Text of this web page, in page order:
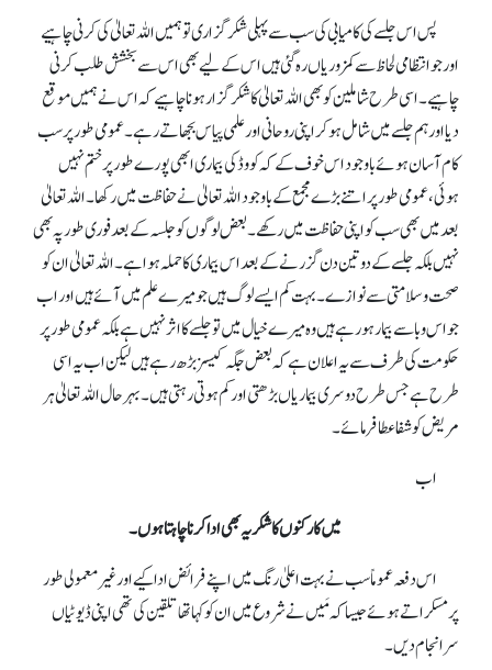
پس اس جلسے کی کامیابی کی سب سے پہلی شکر گزاری تو ہمیں اللہ تعالیٰ کی کرنی چاہیے
اور جو انتظامی لحاظ سے کمزوریاں رہ گئی ہیں اس کے لیے بھی اس سے بخشش طلب کرنی
چاہیے۔ اسی طرح شاملین کو بھی اللہ تعالیٰ کا شکرگزار ہونا چاہیے کہ اس نے ہمیں موقع
دیا اور ہم جلسے میں شامل ہو کر اپنی روحانی اور علمی پیاس بجھاتے رہے۔ عمومی طور پر سب
کام آسان ہوئے باوجود اس خوف کے کہ کووڈ کی بیماری ابھی پورے طور پر ختم نہیں
ہوئی، عمومی طور پر اتنے بڑے مجمع کے باوجود اللہ تعالیٰ نے حفاظت میں رکھا۔ اللہ تعالیٰ
بعد میں بھی سب کو اپنی حفاظت میں رکھے۔ بعض لوگوں کو جلسہ کے بعد فوری طور پہ بھی
نہیں بلکہ جلسے کے دو تین دن گزرنے کے بعد اس بیماری کا حملہ ہوا ہے۔ اللہ تعالیٰ ان کو
صحت و سلامتی سے نوازے۔ بہت کم ایسے لوگ ہیں جو میرے علم میں آئے ہیں اور اب
جو اس وبا سے بیمار ہو رہے ہیں وہ میرے خیال میں تو جلسےکا اثر نہیں ہے بلکہ عمومی طور پر
حکومت کی طرف سے یہ اعلان ہے کہ بعض جگہ کیسز بڑھ رہے ہیں لیکن اب یہ اسی
طرح ہے جس طرح دوسری بیماریاں بڑھتی اور کم ہوتی رہتی ہیں۔ بہرحال اللہ تعالیٰ ہر
مریض کو شفا عطا فرمائے۔
اب
میں کارکنوں کا شکریہ بھی ادا کرنا چاہتا ہوں۔
اس دفعہ عموماً سب نے بہت اعلیٰ رنگ میں اپنے فرائض ادا کیے اور غیر معمولی طور
پر مسکراتے ہوئے جیسا کہ مَیں نے شروع میں ان کو کہا تھا تلقین کی تھی اپنی ڈیوٹیاں
سرانجام دیں۔